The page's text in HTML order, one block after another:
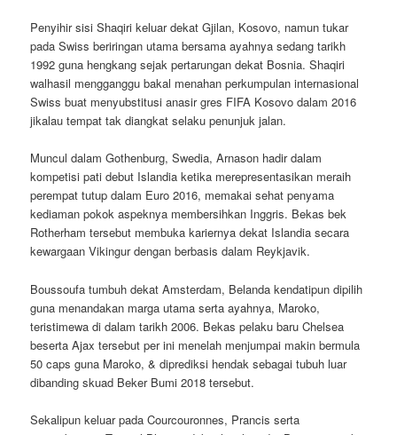
Penyihir sisi Shaqiri keluar dekat Gjilan, Kosovo, namun tukar
pada Swiss beriringan utama bersama ayahnya sedang tarikh
1992 guna hengkang sejak pertarungan dekat Bosnia. Shaqiri
walhasil mengganggu bakal menahan perkumpulan internasional
Swiss buat menyubstitusi anasir gres FIFA Kosovo dalam 2016
jikalau tempat tak diangkat selaku penunjuk jalan.
Muncul dalam Gothenburg, Swedia, Arnason hadir dalam
kompetisi pati debut Islandia ketika merepresentasikan meraih
perempat tutup dalam Euro 2016, memakai sehat penyama
kediaman pokok aspeknya membersihkan Inggris. Bekas bek
Rotherham tersebut membuka kariernya dekat Islandia secara
kewargaan Vikingur dengan berbasis dalam Reykjavik.
Boussoufa tumbuh dekat Amsterdam, Belanda kendatipun dipilih
guna menandakan marga utama serta ayahnya, Maroko,
teristimewa di dalam tarikh 2006. Bekas pelaku baru Chelsea
beserta Ajax tersebut per ini menelah menjumpai makin bermula
50 caps guna Maroko, & diprediksi hendak sebagai tubuh luar
dibanding skuad Beker Bumi 2018 tersebut.
Sekalipun keluar pada Courcouronnes, Prancis serta